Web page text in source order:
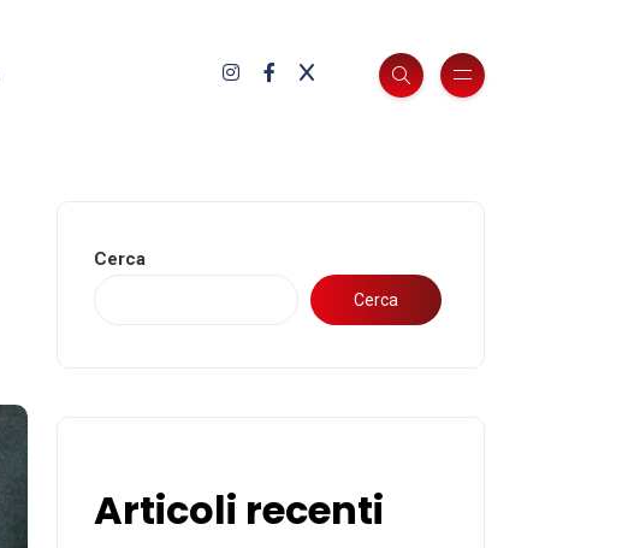
Cerca
Cerca
Articoli recenti